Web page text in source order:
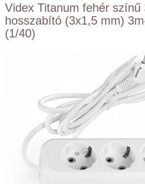
Videx Titanum fehér színű
hosszabító (3x1,5 mm)
(1/40)